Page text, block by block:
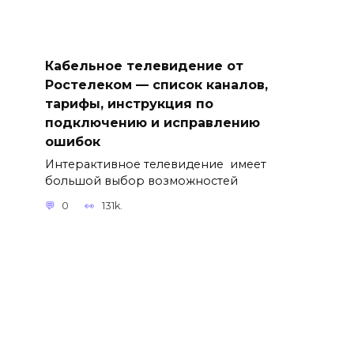
Кабельное телевидение от
Ростелеком — список каналов,
тарифы, инструкция по
подключению и исправлению
ошибок
Интерактивное телевидение имеет
большой выбор возможностей
0 131k.